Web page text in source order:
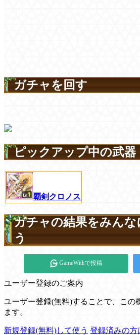
ガチャを回す
ピックアップ中の武器
覇剣クロノス
ガチャの結果をみん
う
GameWithで投稿
ユーザー登録のご案内
ユーザー登録(無料)することで、この
ます。
新規登録(無料)して使う 登録済みの方